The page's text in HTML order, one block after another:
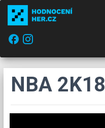
facebook
NBA 2K18